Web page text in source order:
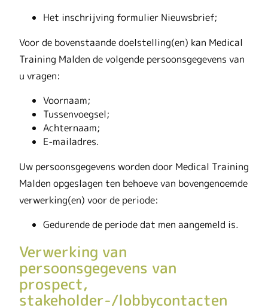
Het inschrijving formulier Nieuwsbrief;
Voor de bovenstaande doelstelling(en) kan Medical
Training Malden de volgende persoonsgegevens van
u vragen:
Voornaam;
Tussenvoegsel;
Achternaam;
E-mailadres.
Uw persoonsgegevens worden door Medical Training
Malden opgeslagen ten behoeve van bovengenoemde
verwerking(en) voor de periode:
Gedurende de periode dat men aangemeld is.
Verwerking van
persoonsgegevens van
prospect,
stakeholder-/lobbycontacten